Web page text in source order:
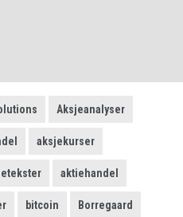
Aksjeanalyser
aksjekurser
aktiehandel
bitcoin Borregaard